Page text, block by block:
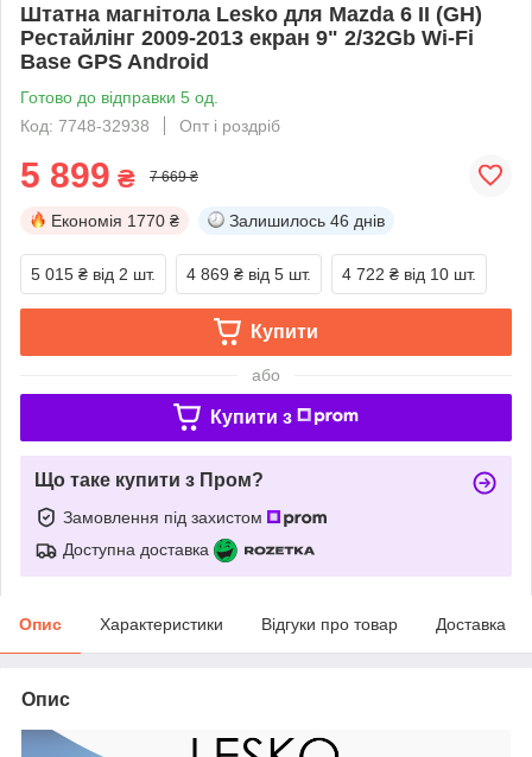
Штатна магнітола Lesko для Mazda 6 II (GH)
Рестайлінг 2009-2013 екран 9" 2/32Gb Wi-Fi
Base GPS Android
Готово до відправки 5 од.
Код: 7748-32938
Опт і роздріб
5 899 ₴ 7 669 ₴
Економія 1770 ₴ Залишилось 46 днів
5 015 ₴ від 2 шт. 4 869 ₴ від 5 шт. 4 722 ₴ від 10 шт.
Купити
або
Купити з
Що таке купити з Пром?
Замовлення під захистом
Доступна доставка
Опис Характеристики Відгуки про товар Доставка
Опис